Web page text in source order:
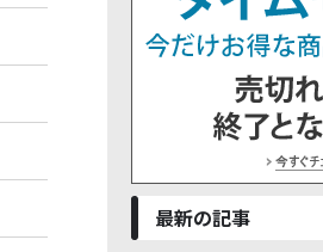
最新の記事